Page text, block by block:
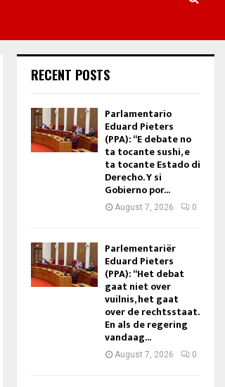
RECENT POSTS
Parlamentario
Eduard Pieters
(PPA): “E debate no
ta tocante sushi, e
ta tocante Estado di
Derecho. Y si
Gobierno por...
August 7, 2026 0
Parlementariër
Eduard Pieters
(PPA): “Het debat
gaat niet over
vuilnis, het gaat
over de rechtsstaat.
En als de regering
vandaag...
August 7, 2026 0